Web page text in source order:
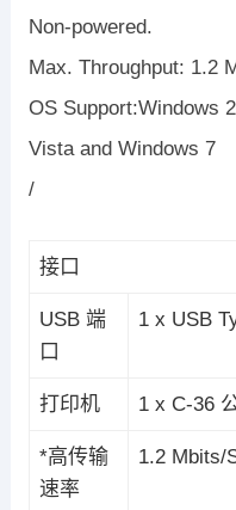
Non-powered.
Max. Throughput: 1.2
OS Support:Windows
Vista and Windows 7
/
接口
USB 端
口
1 x USB
打印机 1 x C-36
*高传输
速率
1.2 Mbits/